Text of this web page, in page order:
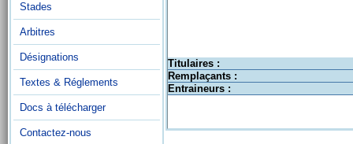
Stades
Arbitres
Désignations
Textes & Réglements
Docs à télécharger
Contactez-nous
Titulaires :
Remplaçants :
Entraineurs :